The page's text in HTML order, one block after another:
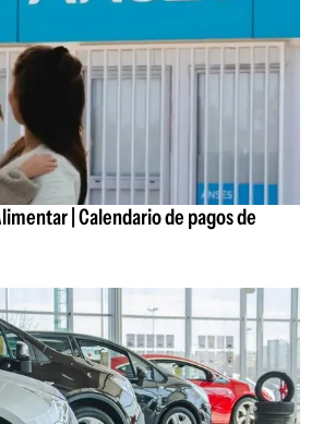
| Calendario de pagos de